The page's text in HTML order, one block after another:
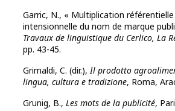
Garric, N., « Multiplication
intensionnelle du nom de marque
Travaux de linguistique du Cerlico, La
pp. 43-45.
Grimaldi, C. (dir.),Il prodotto
lingua, cultura e tradizione, Roma,
Grunig, B., Les mots de la publicité,